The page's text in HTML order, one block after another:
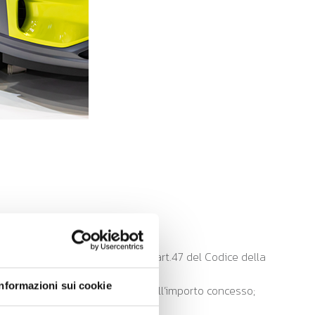
sui cookie
di categoria M, N, L ai sensi dell’art.47 del Codice della
inteso come quota parte dell’importo concesso;